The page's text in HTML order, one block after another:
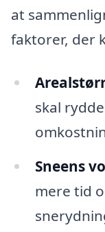
at
faktorer, der
skal
Sneens
mere tid